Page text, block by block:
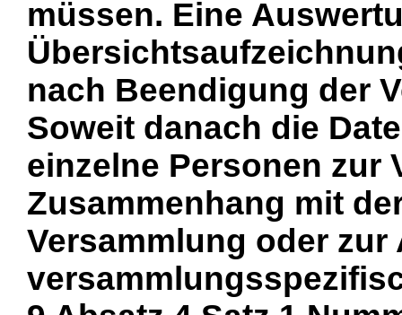
müssen. Eine
nach Beendigung der
Soweit danach die
einzelne Personen zur
Zusammenhang mit
Versammlung oder